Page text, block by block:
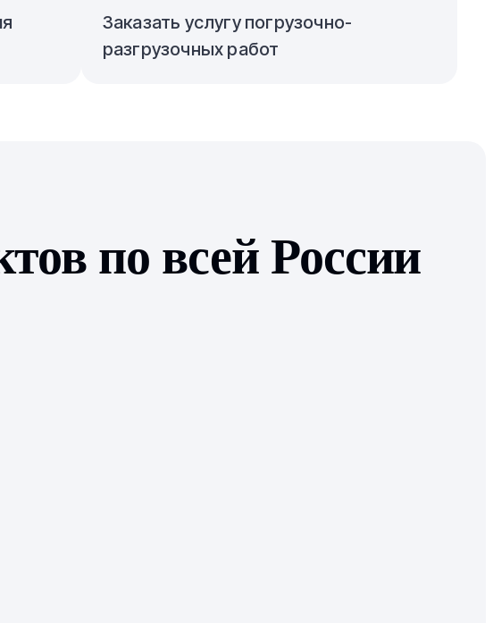
Заказать услугу погрузочно-
разгрузочных работ
по всей России